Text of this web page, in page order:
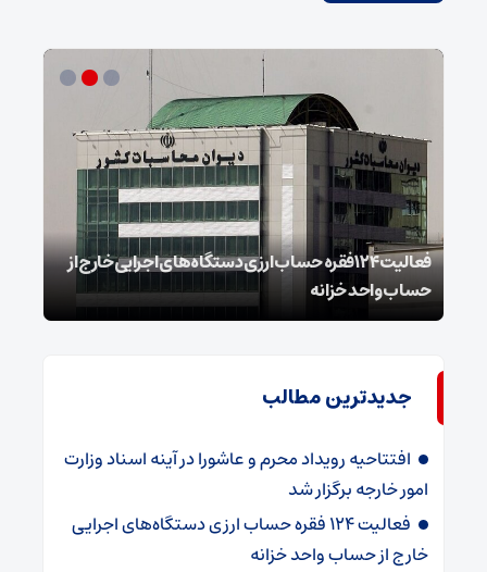
فعالیت ۱۲۴ فقره حساب ارزی دستگاه‌های اجرایی خارج از
حساب واحد خزانه
جدیدترین مطالب
افتتاحیه رویداد محرم و عاشورا در آینه اسناد وزارت
امور خارجه برگزار شد
فعالیت ۱۲۴ فقره حساب ارزی دستگاه‌های اجرایی
خارج از حساب واحد خزانه